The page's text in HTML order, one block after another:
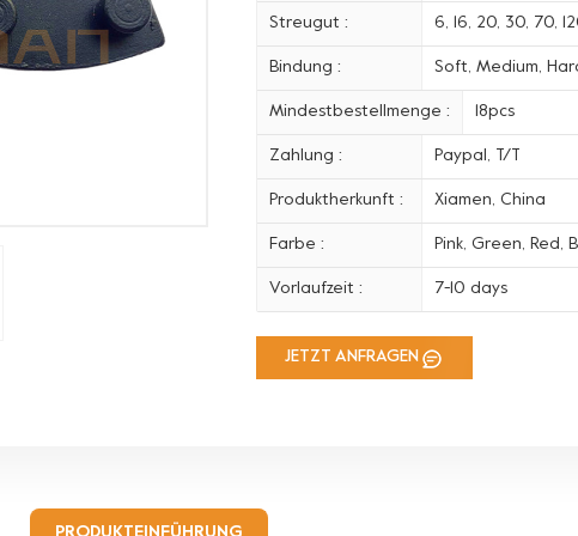
Streugut : 6, 16, 20, 30, 70,
Bindung : Soft, Medium,
Mindestbestellmenge : 18pcs
Zahlung : Paypal, T/T
Produktherkunft : Xiamen, China
Farbe : Pink, Green, Red,
Vorlaufzeit : 7-10 days
JETZT ANFRAGEN